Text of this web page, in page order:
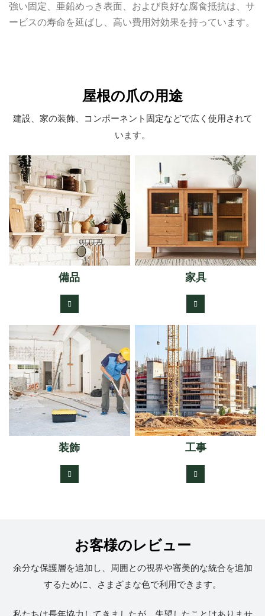
強い固定、亜鉛めっき表面、および良好な腐食抵抗は、サ
ービスの寿命を延ばし、高い費用対効果を持っています。
屋根の爪の用途
建設、家の装飾、コンポーネント固定などで広く使用されて
います。
備品 家具
装飾 工事
お客様のレビュー
余分な保護層を追加し、周囲との視界や審美的な統合を追加
するために、さまざまな色で利用できます。